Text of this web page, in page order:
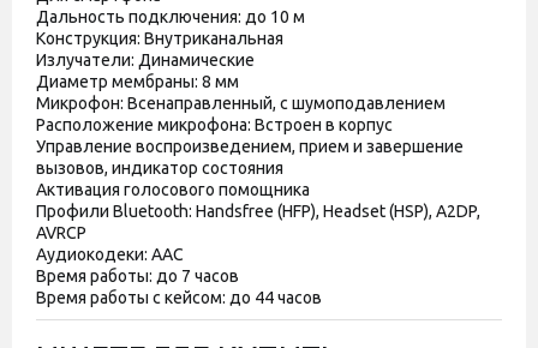
Год выпуска
модели
2022
Комплектация
Наушники, Инструкция
Дополнительно
Производитель может изменять
характеристики и комплектацию
товара. Обратите внимание, магазин
не принимает претензии по поводу
этих изменений.
Штрихкод
Дальность подключения: до 10 м
Конструкция: Внутриканальная
Излучатели: Динамические
Диаметр мембраны: 8 мм
Микрофон: Всенаправленный, с шумоподавлением
Расположение микрофона: Встроен в корпус
Управление воспроизведением, прием и завершение
вызовов, индикатор состояния
Активация голосового помощника
Профили Bluetooth: Handsfree (HFP), Headset (HSP), A2DP,
AVRCP
Аудиокодеки: AAC
Время работы: до 7 часов
Время работы с кейсом: до 44 часов